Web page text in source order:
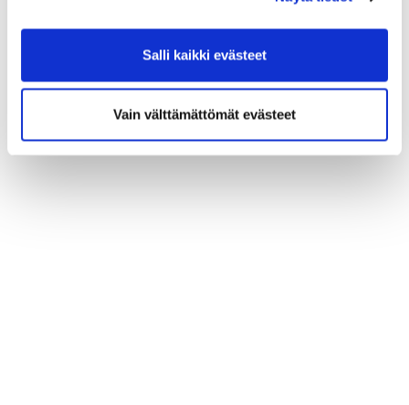
Salli kaikki evästeet
Vain välttämättömät evästeet